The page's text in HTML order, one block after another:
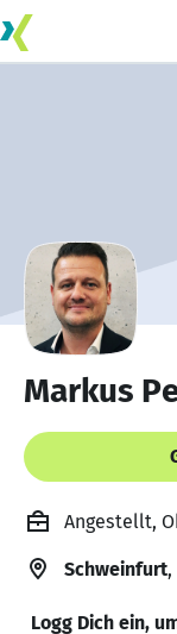
Markus
Angestellt,
Schweinfurt
Logg Dich ein,